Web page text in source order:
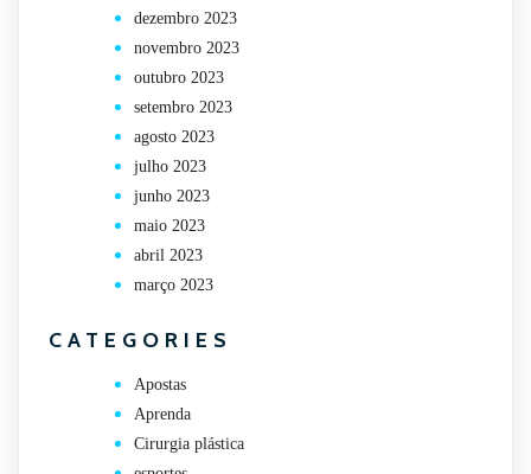
dezembro 2023
novembro 2023
outubro 2023
setembro 2023
agosto 2023
julho 2023
junho 2023
maio 2023
abril 2023
março 2023
CATEGORIES
Apostas
Aprenda
Cirurgia plástica